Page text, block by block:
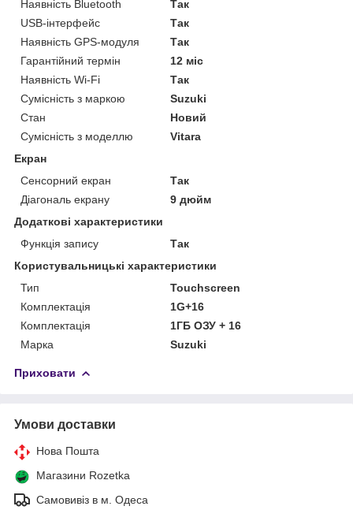
Наявність Bluetooth
Так
USB-інтерфейс
Так
Наявність GPS-модуля
Так
Гарантійний термін
12 міс
Наявність Wi-Fi
Так
Сумісність з маркою
Suzuki
Стан
Новий
Сумісність з моделлю
Vitara
Екран
Сенсорний екран
Так
Діагональ екрану
9 дюйм
Додаткові характеристики
Функція запису
Так
Користувальницькі характеристики
Тип
Touchscreen
Комплектація
1G+16
Комплектація
1ГБ ОЗУ + 16
Марка
Suzuki
Приховати
Умови доставки
Нова Пошта
Магазини Rozetka
Самовивіз в м. Одеса